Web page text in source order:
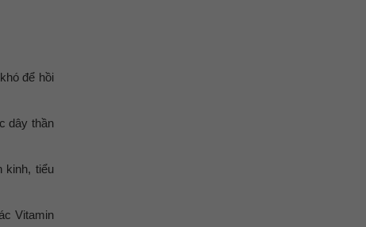
để hồi
dây thần
kinh, tiểu
Vitamin